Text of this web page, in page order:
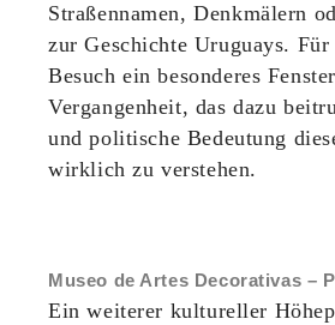
Straßennamen, Denkmälern
zur Geschichte Uruguays.
Besuch ein besonderes
Vergangenheit, das dazu
und politische Bedeutung
wirklich zu verstehen.
Museo de Artes Decorativas –
Ein weiterer kultureller